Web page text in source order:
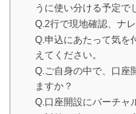
うに使い分ける予定で
Q.2行で現地確認、ナ
Q.申込にあたって気を
えてください。
Q.ご自身の中で、口座
ますか？
Q.口座開設にバーチャ